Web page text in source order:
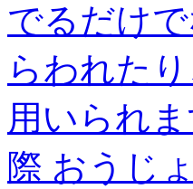
でるだけ
らわれた
用いられま
際 おうじ